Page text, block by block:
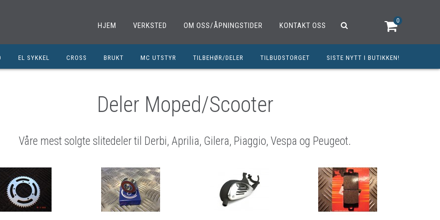
HJEM VERKSTED OM OSS/ÅPNINGSTIDER KONTAKT OSS
0
EL SYKKEL CROSS BRUKT MC UTSTYR
NOLAN HJELMER
HJC HJELMER
MC BUKSER
MC STØVLER
HANSKER
TILBEHØR/DELER
DELER MOPED/SCOOTER
DELER 125CCM
MC EKSTRAUTSTYR
CROSS DELER
BRUKTE DELER
TILBUDSTORGET SISTE NYTT I BUTIKKEN!
Deler Moped/Scooter
Våre mest solgte slitedeler til Derbi, Aprilia, Gilera, Piaggio, Vespa og Peugeot.